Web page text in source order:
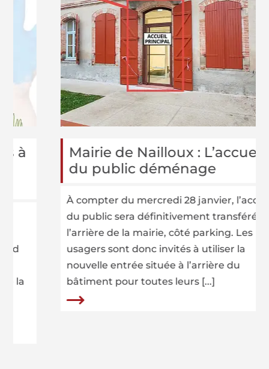
Mairie de Nailloux : L’accueil
du public déménage
À compter du mercredi 28 janvier, l’accueil
du public sera définitivement transféré à
l’arrière de la mairie, côté parking. Les
usagers sont donc invités à utiliser la
nouvelle entrée située à l’arrière du
bâtiment pour toutes leurs [...]